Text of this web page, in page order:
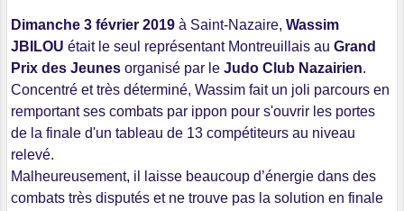
Dimanche 3 février 2019 à Saint-Nazaire, Wassim
JBILOU était le seul représentant Montreuillais au Grand
Prix des Jeunes organisé par le Judo Club Nazairien.
Concentré et très déterminé, Wassim fait un joli parcours en
remportant ses combats par ippon pour s'ouvrir les portes
de la finale d'un tableau de 13 compétiteurs au niveau
relevé.
Malheureusement, il laisse beaucoup d’énergie dans des
combats très disputés et ne trouve pas la solution en finale